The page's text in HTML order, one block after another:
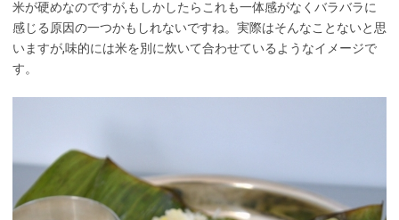
米が硬めなのですが,もしかしたらこれも一体感がなくバラバラに
感じる原因の一つかもしれないですね。実際はそんなことないと思
いますが,味的には米を別に炊いて合わせているようなイメージで
す。